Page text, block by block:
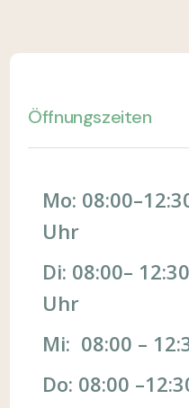
Öffnungszeiten
Mo:
Uhr
Di: 08:00–
Uhr
Mi: 08:00 –
Do: 08:00